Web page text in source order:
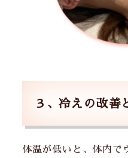
３、冷えの改善
体温が低いと、体内で